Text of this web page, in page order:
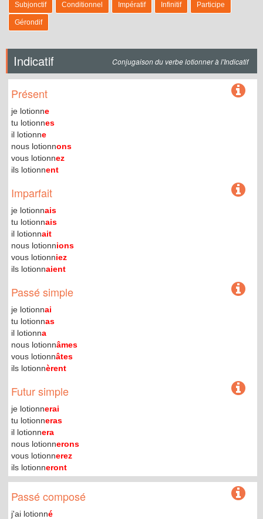
Subjonctif Conditionnel Impératif Infinitif Participe
Gérondif
Indicatif Conjugaison du verbe lotionner à l'Indicatif
Présent
je lotionne
tu lotionnes
il lotionne
nous lotionnons
vous lotionnez
ils lotionnent
Imparfait
je lotionnais
tu lotionnais
il lotionnait
nous lotionnions
vous lotionniez
ils lotionnaient
Passé simple
je lotionnai
tu lotionnas
il lotionna
nous lotionnâmes
vous lotionnâtes
ils lotionnèrent
Futur simple
je lotionnerai
tu lotionneras
il lotionnera
nous lotionnerons
vous lotionnerez
ils lotionneront
Passé composé
j'ai lotionné